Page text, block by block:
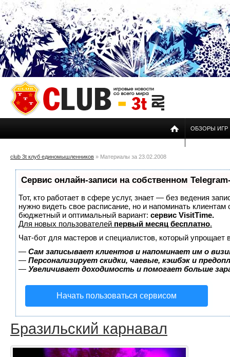
ОБЗОРЫ ИГР
club 3t клуб единомышленников » Материалы за 23.02.2008
Сервис онлайн-записи на собственном
Тот, кто работает в сфере услуг, знает — без ведения
нужно видеть свое расписание, но и напоминать
бюджетный и оптимальный вариант: сервис VisitTime.
Для новых пользователей первый месяц бесплатно.
Чат-бот для мастеров и специалистов, который упрощает
— Сам записывает клиентов и напоминает им о
— Персонализирует скидки, чаевые, кэшбэк и
— Увеличивает доходимость и помогает больше
Начать пользоваться сервисом
Бразильский карнавал